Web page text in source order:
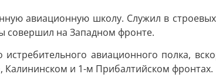
авиационную школу. Служил в
совершил на Западном фронте.
истребительного авиационного полка,
Калининском и 1-м Прибалтийском фронтах.